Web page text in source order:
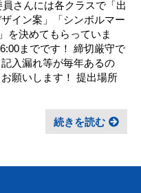
さんには各クラスで「出
イン案」「シンボルマー
を決めてもらっていま
までです！ 締切厳守で
入漏れ等が毎年あるの
願いします！ 提出場所
続きを読む